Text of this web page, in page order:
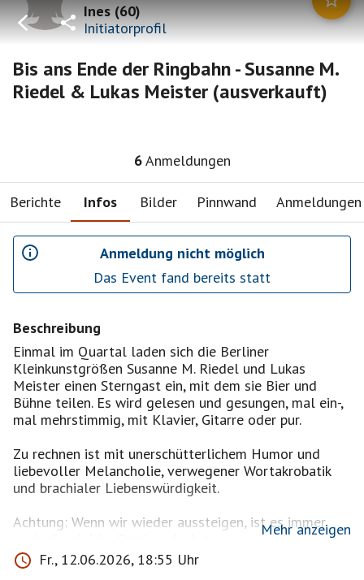
Ines(60)
Initiatorprofil
Bis ans Ende der Ringbahn - Susanne M.
Riedel & Lukas Meister (ausverkauft)
6Anmeldungen
Berichte Infos Bilder Pinnwand Anmeldungen
Anmeldung nicht möglich
Das Event fand bereits statt
Beschreibung
Einmal im Quartal laden sich die Berliner
Kleinkunstgrößen Susanne M. Riedel und Lukas
Meister einen Sterngast ein, mit dem sie Bier und
Bühne teilen. Es wird gelesen und gesungen, mal ein-,
mal mehrstimmig, mit Klavier, Gitarre oder pur.
Zu rechnen ist mit unerschütterlichem Humor und
liebevoller Melancholie, verwegener Wortakrobatik
und brachialer Liebenswürdigkeit.
Achtung: Wenn wir wieder aussteigen, ist es immer
noch die gleiche Station, doch tragen wir
möglicherweise einen Funken Hoffnung im Knopfloch.
Mehr anzeigen
Fr., 12.06.2026, 18:55 Uhr